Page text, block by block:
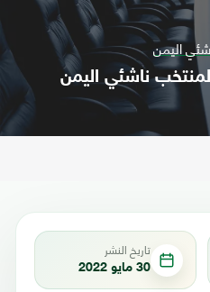
اليمن
ناشئي اليمن
تاريخ النشر
30 مايو 2022